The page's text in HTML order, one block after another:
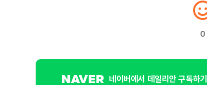
0
네이버에서 데일리안 구독하기